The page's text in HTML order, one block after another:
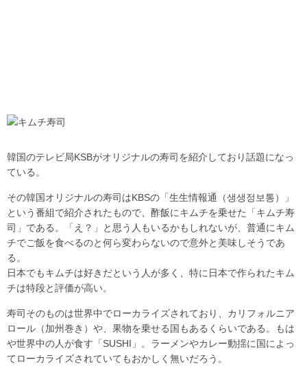
韓国のテレビ局KSBがオリジナルの寿司を紹介しており話題になっ
ている。
その韓国オリジナルの寿司はKBSの「生生情報通（생생정보통）」
という番組で紹介されたもので、酢飯にキムチを乗せた「キムチ寿
司」である。「え？」と思う人もいるかもしれないが、普通にキム
チでご飯を食べるのと何ら変わらないので意外と美味しそうであ
る。
日本でもキムチは好きだという人が多く、特に日本で作られたキム
チは特段と評価が高い。
寿司そのものは世界中でローカライズされており、カリフォルニア
ロール（加州巻き）や、果物を乗せる国もあるくらいである。もは
や世界中の人が食す「SUSHI」。ラーメンやカレー動揺に国によっ
てローカライズされていてもおかしく無いだろう。